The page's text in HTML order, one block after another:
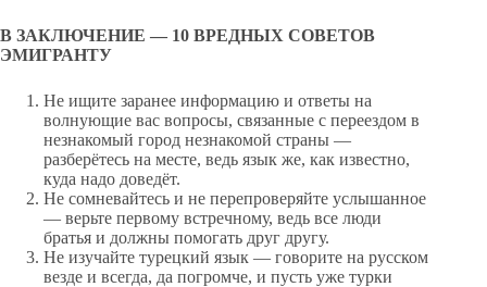
В ЗАКЛЮЧЕНИЕ — 10 ВРЕДНЫХ СОВЕТОВ
ЭМИГРАНТУ
Не ищите заранее информацию и ответы на
волнующие вас вопросы, связанные с переездом в
незнакомый город незнакомой страны —
разберётесь на месте, ведь язык же, как известно,
куда надо доведёт.
Не сомневайтесь и не перепроверяйте услышанное
— верьте первому встречному, ведь все люди
братья и должны помогать друг другу.
Не изучайте турецкий язык — говорите на русском
везде и всегда, да погромче, и пусть уже турки